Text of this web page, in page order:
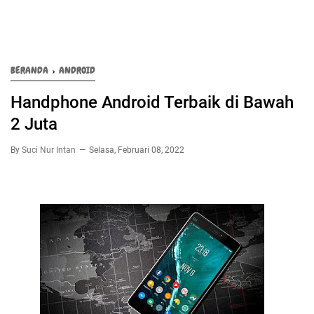
BERANDA › ANDROID
Handphone Android Terbaik di Bawah
2 Juta
By Suci Nur Intan Selasa, Februari 08, 2022